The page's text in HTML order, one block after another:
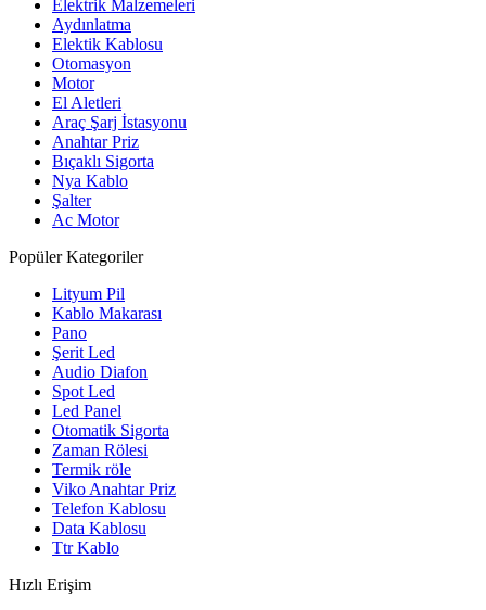
Elektrik Malzemeleri
Aydınlatma
Elektik Kablosu
Otomasyon
Motor
El Aletleri
Araç Şarj İstasyonu
Anahtar Priz
Bıçaklı Sigorta
Nya Kablo
Şalter
Ac Motor
Popüler Kategoriler
Lityum Pil
Kablo Makarası
Pano
Şerit Led
Audio Diafon
Spot Led
Led Panel
Otomatik Sigorta
Zaman Rölesi
Termik röle
Viko Anahtar Priz
Telefon Kablosu
Data Kablosu
Ttr Kablo
Hızlı Erişim